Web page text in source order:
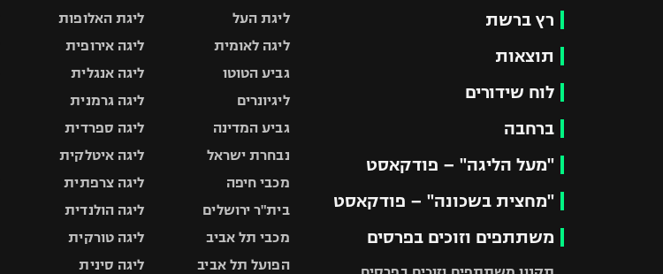
רץ ברשת
תוצאות
לוח שידורים
ברחבה
"מעל הליגה" – פודקאסט
"מחצית בשכונה" – פודקאסט
משתתפים וזוכים בפרסים
ליגת העל
ליגה לאומית
גביע הטוטו
ליגיונרים
גביע המדינה
נבחרת ישראל
מכבי חיפה
בית"ר ירושלים
מכבי תל אביב
הפועל תל אביב
ליגת האלופות
ליגה אירופית
ליגה אנגלית
ליגה גרמנית
ליגה ספרדית
ליגה איטלקית
ליגה צרפתית
ליגה הולנדית
ליגה טורקית
ליגה סינית